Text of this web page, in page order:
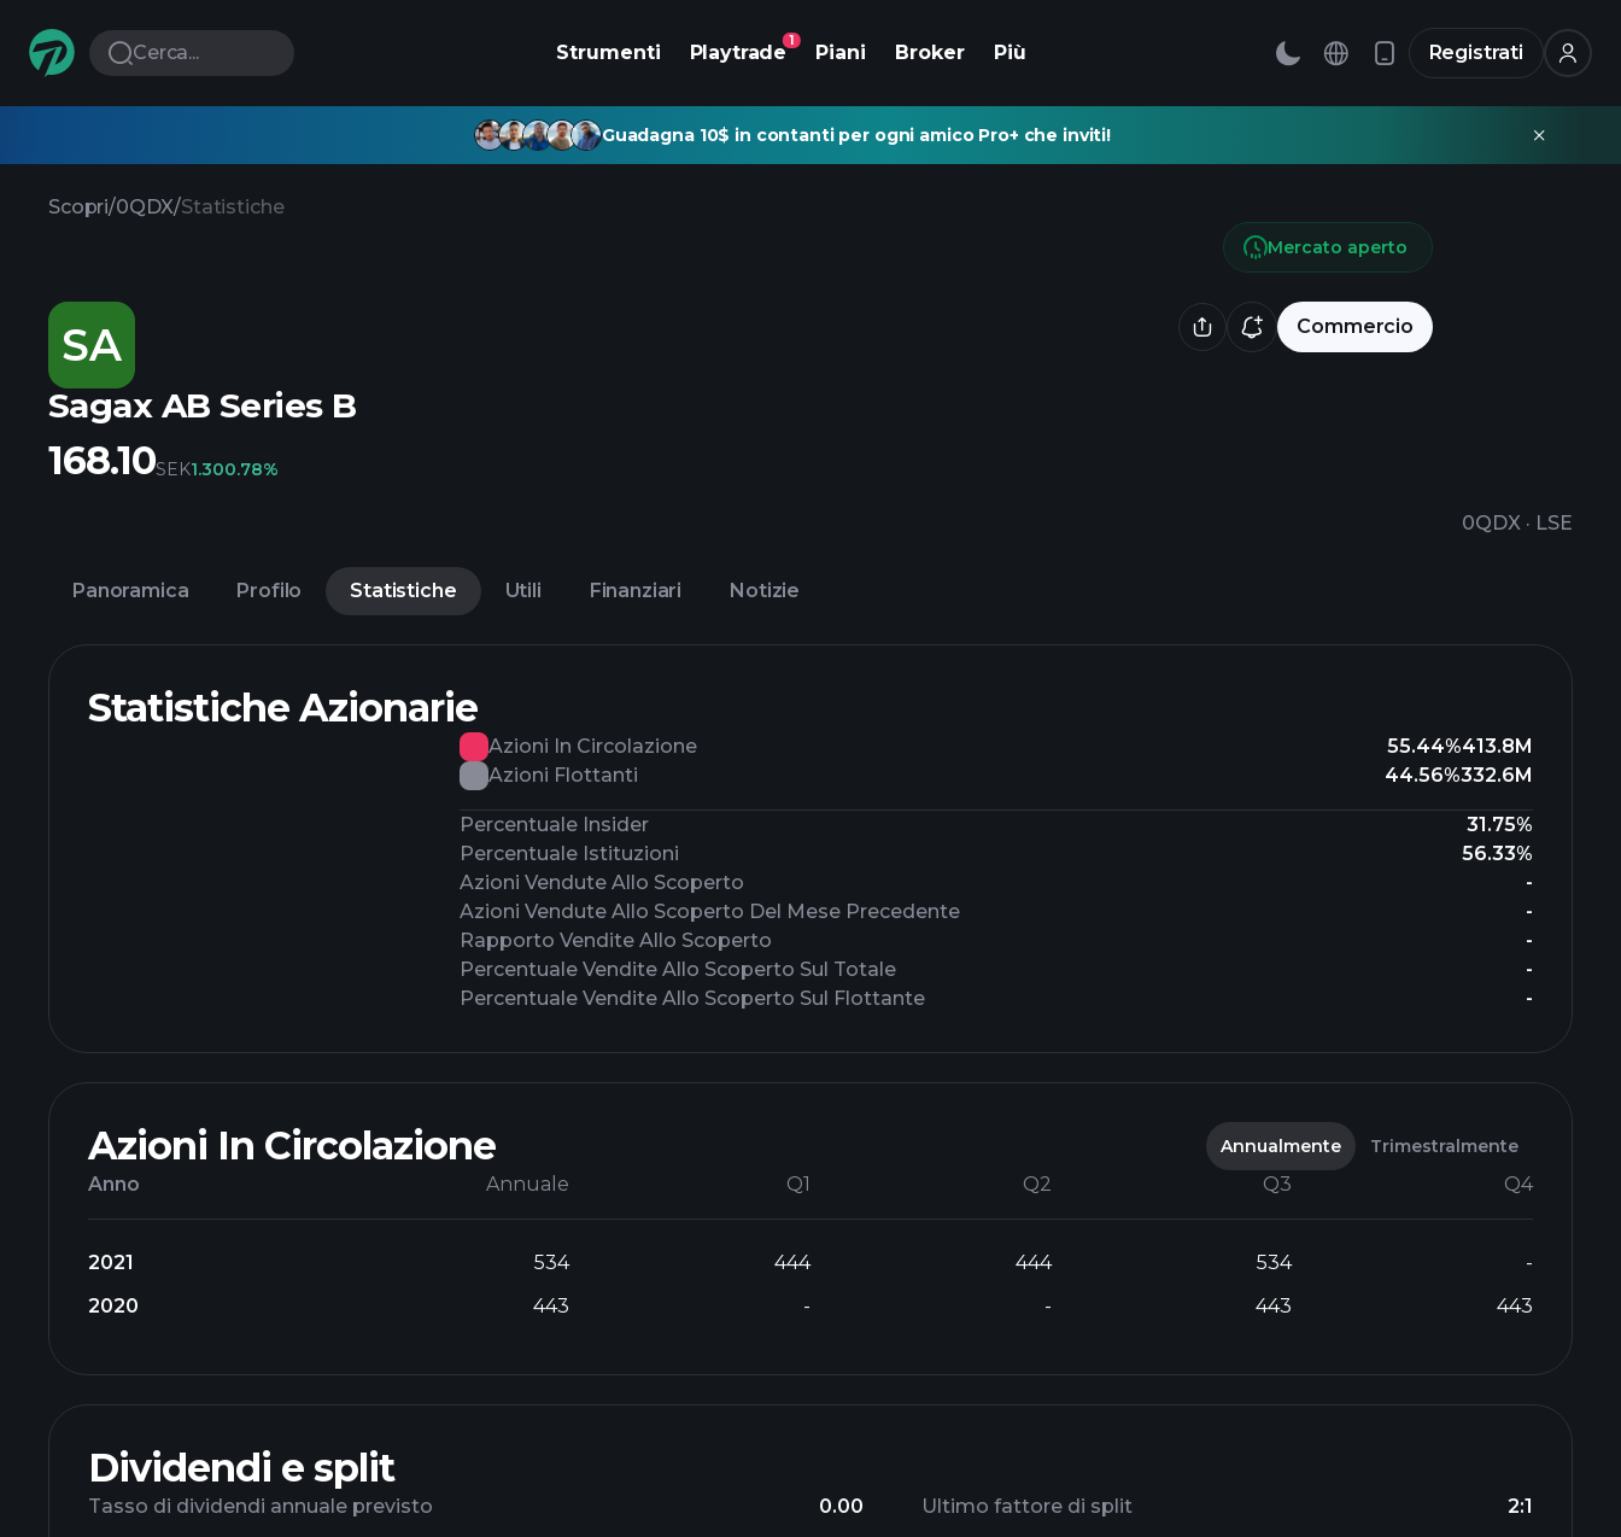
Cerca... Strumenti Playtrade
1
Piani Broker Più Registrati
Guadagna 10$ in contanti per ogni amico Pro+ che inviti!
Scopri/0QDX/Statistiche
SA Commercio
Sagax AB Series B
0QDX · LSE
Mercato aperto
168.10SEK1.300.78%
Panoramica Profilo Statistiche Utili Finanziari Notizie
Statistiche Azionarie
Azioni In Circolazione 55.44%413.8M
Azioni Flottanti
44.56%332.6M
Percentuale Insider
31.75%
Percentuale Istituzioni
56.33%
Azioni Vendute Allo Scoperto
-
Azioni Vendute Allo Scoperto Del Mese Precedente
-
Rapporto Vendite Allo Scoperto
-
Percentuale Vendite Allo Scoperto Sul Totale
-
Percentuale Vendite Allo Scoperto Sul Flottante
-
Azioni In Circolazione Annualmente Trimestralmente
Anno Annuale Q1 Q2 Q3 Q4
2021 534 444 444 534
-
2020
443 - - 443 443
Dividendi e split
Tasso di dividendi annuale previsto
0.00
Ultimo fattore di split
2:1